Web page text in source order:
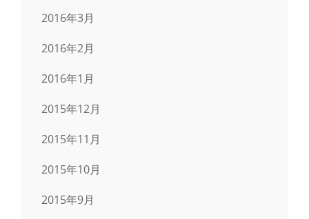
2016年3月
2016年2月
2016年1月
2015年12月
2015年11月
2015年10月
2015年9月